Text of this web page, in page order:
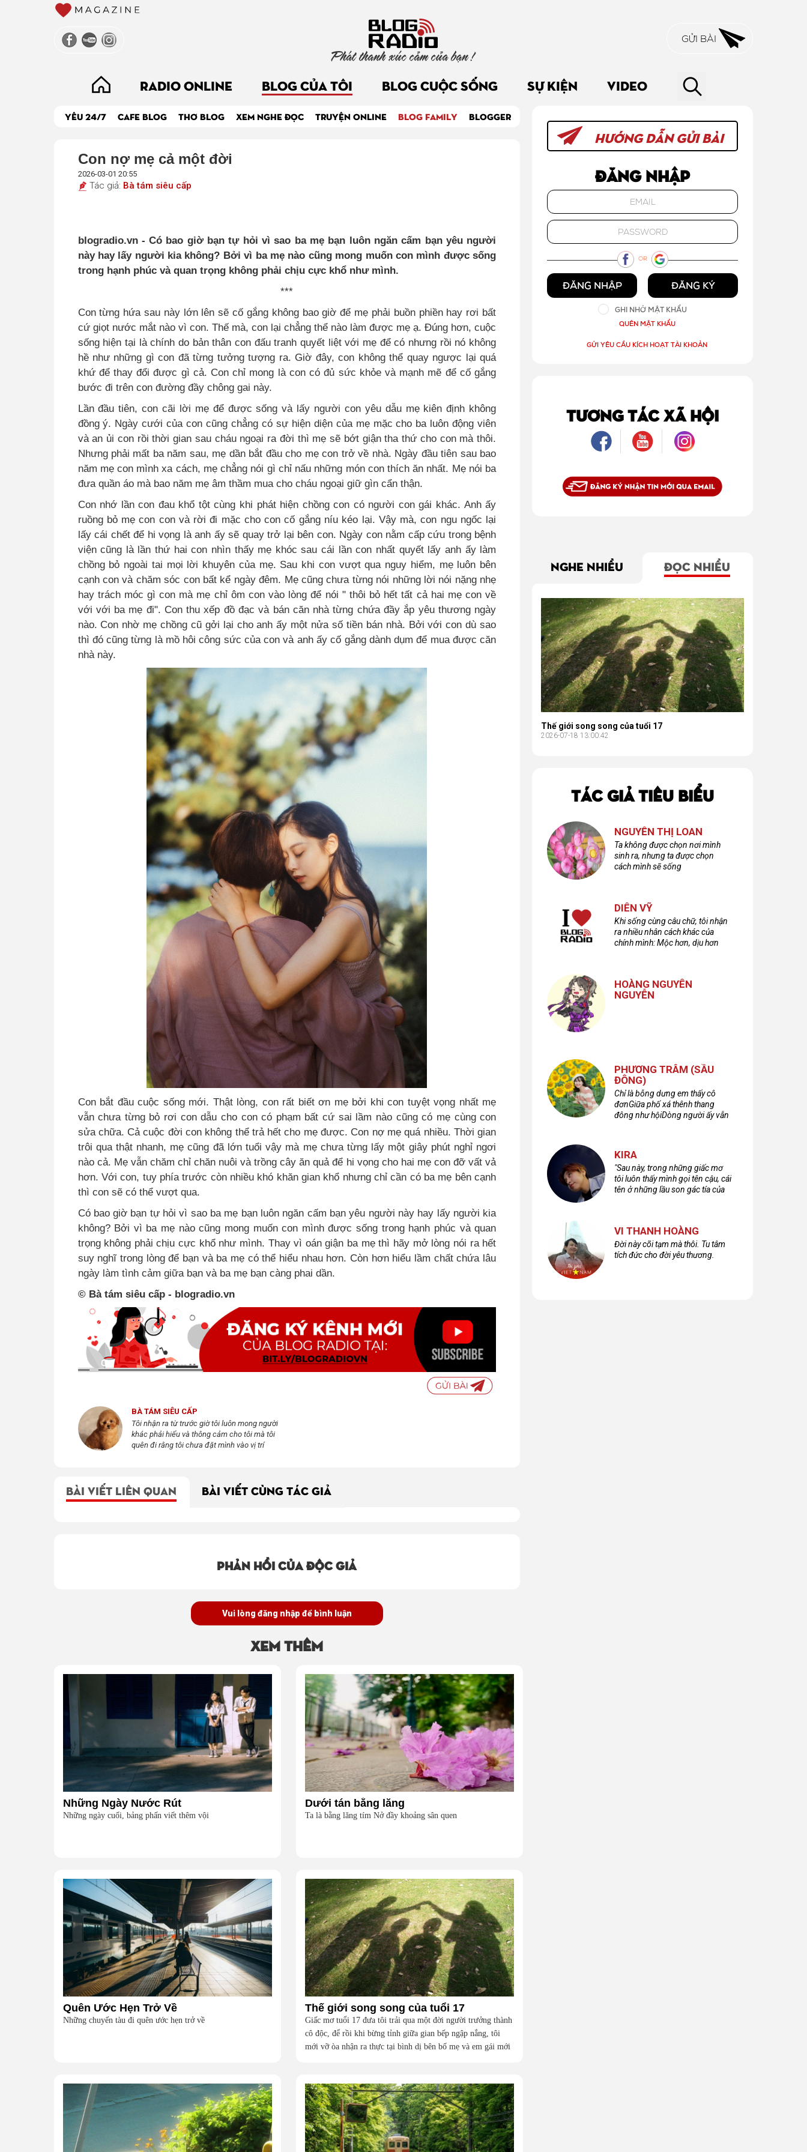
Phát thanh xúc cảm của bạn !
GỬI BÀI
RADIO ONLINE BLOG CỦA TÔI BLOG CUỘC SỐNG SỰ KIỆN VIDEO
YÊU 24/7 CAFE BLOG THƠ BLOG XEM NGHE ĐỌC TRUYỆN ONLINE BLOG FAMILY BLOGGER
Con nợ mẹ cả một đời
2026-03-01 20:55
Tác giả: Bà tám siêu cấp
blogradio.vn -Có bao giờ bạn tự hỏi vì sao ba mẹ bạn luôn ngăn cấm bạn yêu người
này hay lấy người kia không? Bởi vì ba mẹ nào cũng mong muốn con mình được sống
trong hạnh phúc và quan trọng không phải chịu cực khổ như mình.
***
Con từng hứa sau này lớn lên sẽ cố gắng không bao giờ để mẹ phải buồn phiền hay rơi bất
cứ giọt nước mắt nào vì con. Thế mà, con lại chẳng thể nào làm được mẹ ạ. Đúng hơn, cuộc
sống hiện tại là chính do bản thân con đấu tranh quyết liệt với mẹ để có nhưng rồi nó không
hề như những gì con đã từng tưởng tượng ra. Giờ đây, con không thể quay ngược lại quá
khứ để thay đổi được gì cả. Con chỉ mong là con có đủ sức khỏe và mạnh mẽ để cố gắng
bước đi trên con đường đầy chông gai này.
Lần đầu tiên, con cãi lời mẹ để được sống và lấy người con yêu dẫu mẹ kiên định không
đồng ý. Ngày cưới của con cũng chẳng có sự hiện diện của mẹ mặc cho ba luôn động viên
và an ủi con rồi thời gian sau cháu ngoại ra đời thì mẹ sẽ bớt giận tha thứ cho con mà thôi.
Nhưng phải mất ba năm sau, mẹ dần bắt đầu cho mẹ con trở về nhà. Ngày đầu tiên sau bao
năm mẹ con mình xa cách, mẹ chẳng nói gì chỉ nấu những món con thích ăn nhất. Mẹ nói ba
đưa quần áo mà bao năm mẹ âm thầm mua cho cháu ngoại giữ gìn cẩn thận.
Con nhớ lần con đau khổ tột cùng khi phát hiện chồng con có người con gái khác. Anh ấy
ruồng bỏ mẹ con con và rời đi mặc cho con cố gắng níu kéo lại. Vậy mà, con ngu ngốc lại
lấy cái chết để hi vọng là anh ấy sẽ quay trở lại bên con. Ngày con nằm cấp cứu trong bệnh
viện cũng là lần thứ hai con nhìn thấy mẹ khóc sau cái lần con nhất quyết lấy anh ấy làm
chồng bỏ ngoài tai mọi lời khuyên của mẹ. Sau khi con vượt qua nguy hiểm, mẹ luôn bên
cạnh con và chăm sóc con bất kể ngày đêm. Mẹ cũng chưa từng nói những lời nói nặng nhẹ
hay trách móc gì con mà mẹ chỉ ôm con vào lòng để nói " thôi bỏ hết tất cả hai mẹ con về
với với ba mẹ đi". Con thu xếp đồ đạc và bán căn nhà từng chứa đầy ắp yêu thương ngày
nào. Con nhờ mẹ chồng cũ gởi lại cho anh ấy một nửa số tiền bán nhà. Bởi với con dù sao
thì đó cũng từng là mồ hôi công sức của con và anh ấy cố gắng dành dụm để mua được căn
nhà này.
Con bắt đầu cuộc sống mới. Thật lòng, con rất biết ơn mẹ bởi khi con tuyệt vọng nhất mẹ
vẫn chưa từng bỏ rơi con dẫu cho con có phạm bất cứ sai lầm nào cũng có mẹ cùng con
sửa chữa. Cả cuộc đời con không thể trả hết cho mẹ được. Con nợ mẹ quá nhiều. Thời gian
trôi qua thật nhanh, mẹ cũng đã lớn tuổi vậy mà mẹ chưa từng lấy một giây phút nghỉ ngơi
nào cả. Mẹ vẫn chăm chỉ chăn nuôi và trồng cây ăn quả để hi vọng cho hai mẹ con đỡ vất vả
hơn. Với con, tuy phía trước còn nhiều khó khăn gian khổ nhưng chỉ cần có ba mẹ bên cạnh
thì con sẽ có thể vượt qua.
Có bao giờ bạn tự hỏi vì sao ba mẹ bạn luôn ngăn cấm bạn yêu người này hay lấy người kia
không? Bởi vì ba mẹ nào cũng mong muốn con mình được sống trong hạnh phúc và quan
trọng không phải chịu cực khổ như mình. Thay vì oán giận ba mẹ thì hãy mở lòng nói ra hết
suy nghĩ trong lòng để bạn và ba mẹ có thể hiểu nhau hơn. Còn hơn hiểu lầm chất chứa lâu
ngày làm tình cảm giữa bạn và ba mẹ bạn càng phai dần.
© Bà tám siêu cấp - blogradio.vn
BÀ TÁM SIÊU CẤP
Tôi nhận ra từ trước giờ tôi luôn mong người
khác phải hiểu và thông cảm cho tôi mà tôi
quên đi rằng tôi chưa đặt mình vào vị trí
BÀI VIẾT LIÊN QUAN BÀI VIẾT CÙNG TÁC GIẢ
Phản hồi của độc giả
Vui lòng đăng nhập để bình luận
Xem thêm
Những Ngày Nước Rút
Những ngày cuối, bảng phấn viết thêm vội
Dưới tán bằng lăng
Ta là bằng lăng tím Nở đầy khoảng sân quen
Quên Ước Hẹn Trở Về
Những chuyến tàu đi quên ước hẹn trở về
Thế giới song song của tuổi 17
Giấc mơ tuổi 17 đưa tôi trải qua một đời người trưởng thành
cô độc, để rồi khi bừng tỉnh giữa gian bếp ngập nắng, tôi
mới vỡ òa nhận ra thực tại bình dị bên bố mẹ và em gái mới
HƯỚNG DẪN GỬI BÀI
Đăng nhập
OR
ĐĂNG NHẬP ĐĂNG KÝ
GHI NHỚ MẬT KHẨU
QUÊN MẬT KHẨU
GỬI YÊU CẦU KÍCH HOẠT TÀI KHOẢN
TƯƠNG TÁC XÃ HỘI
NGHE NHIỀU ĐỌC NHIỀU
Thế giới song song của tuổi 17
2026-07-18 13:00:42
TÁC GIẢ TIÊU BIỂU
NGUYỄN THỊ LOAN
Ta không được chọn nơi mình
sinh ra, nhưng ta được chọn
cách mình sẽ sống
DIÊN VỸ
Khi sống cùng câu chữ, tôi nhận
ra nhiều nhân cách khác của
chính mình: Mộc hơn, dịu hơn
HOÀNG NGUYÊN
NGUYỄN
PHƯƠNG TRÂM (SẦU
ĐÔNG)
Chỉ là bỗng dưng em thấy cô
đơnGiữa phố xá thênh thang
đông như hộiDòng người ấy vẫn
KIRA
"Sau này, trong những giấc mơ
tôi luôn thấy mình gọi tên cậu, cái
tên ở những lầu son gác tía của
VI THANH HOÀNG
Đời này cõi tạm mà thôi. Tu tâm
tích đức cho đời yêu thương.